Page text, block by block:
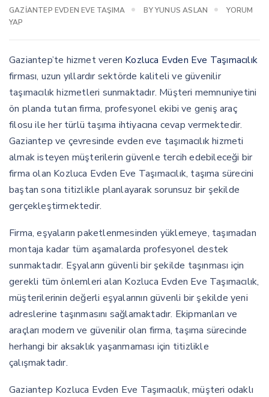
GAZIANTEP EVDEN EVE TAŞIMA BYYUNUS ASLAN
YORUM
YAP
Gaziantep’te hizmet veren Kozluca Evden Eve Taşımacılık
firması, uzun yıllardır sektörde kaliteli ve güvenilir
taşımacılık hizmetleri sunmaktadır. Müşteri memnuniyetini
ön planda tutan firma, profesyonel ekibi ve geniş araç
filosu ile her türlü taşıma ihtiyacına cevap vermektedir.
Gaziantep ve çevresinde evden eve taşımacılık hizmeti
almak isteyen müşterilerin güvenle tercih edebileceği bir
firma olan Kozluca Evden Eve Taşımacılık, taşıma sürecini
baştan sona titizlikle planlayarak sorunsuz bir şekilde
gerçekleştirmektedir.
Firma, eşyaların paketlenmesinden yüklemeye, taşımadan
montaja kadar tüm aşamalarda profesyonel destek
sunmaktadır. Eşyaların güvenli bir şekilde taşınması için
gerekli tüm önlemleri alan Kozluca Evden Eve Taşımacılık,
müşterilerinin değerli eşyalarının güvenli bir şekilde yeni
adreslerine taşınmasını sağlamaktadır. Ekipmanları ve
araçları modern ve güvenilir olan firma, taşıma sürecinde
herhangi bir aksaklık yaşanmaması için titizlikle
çalışmaktadır.
Gaziantep Kozluca Evden Eve Taşımacılık, müşteri odaklı